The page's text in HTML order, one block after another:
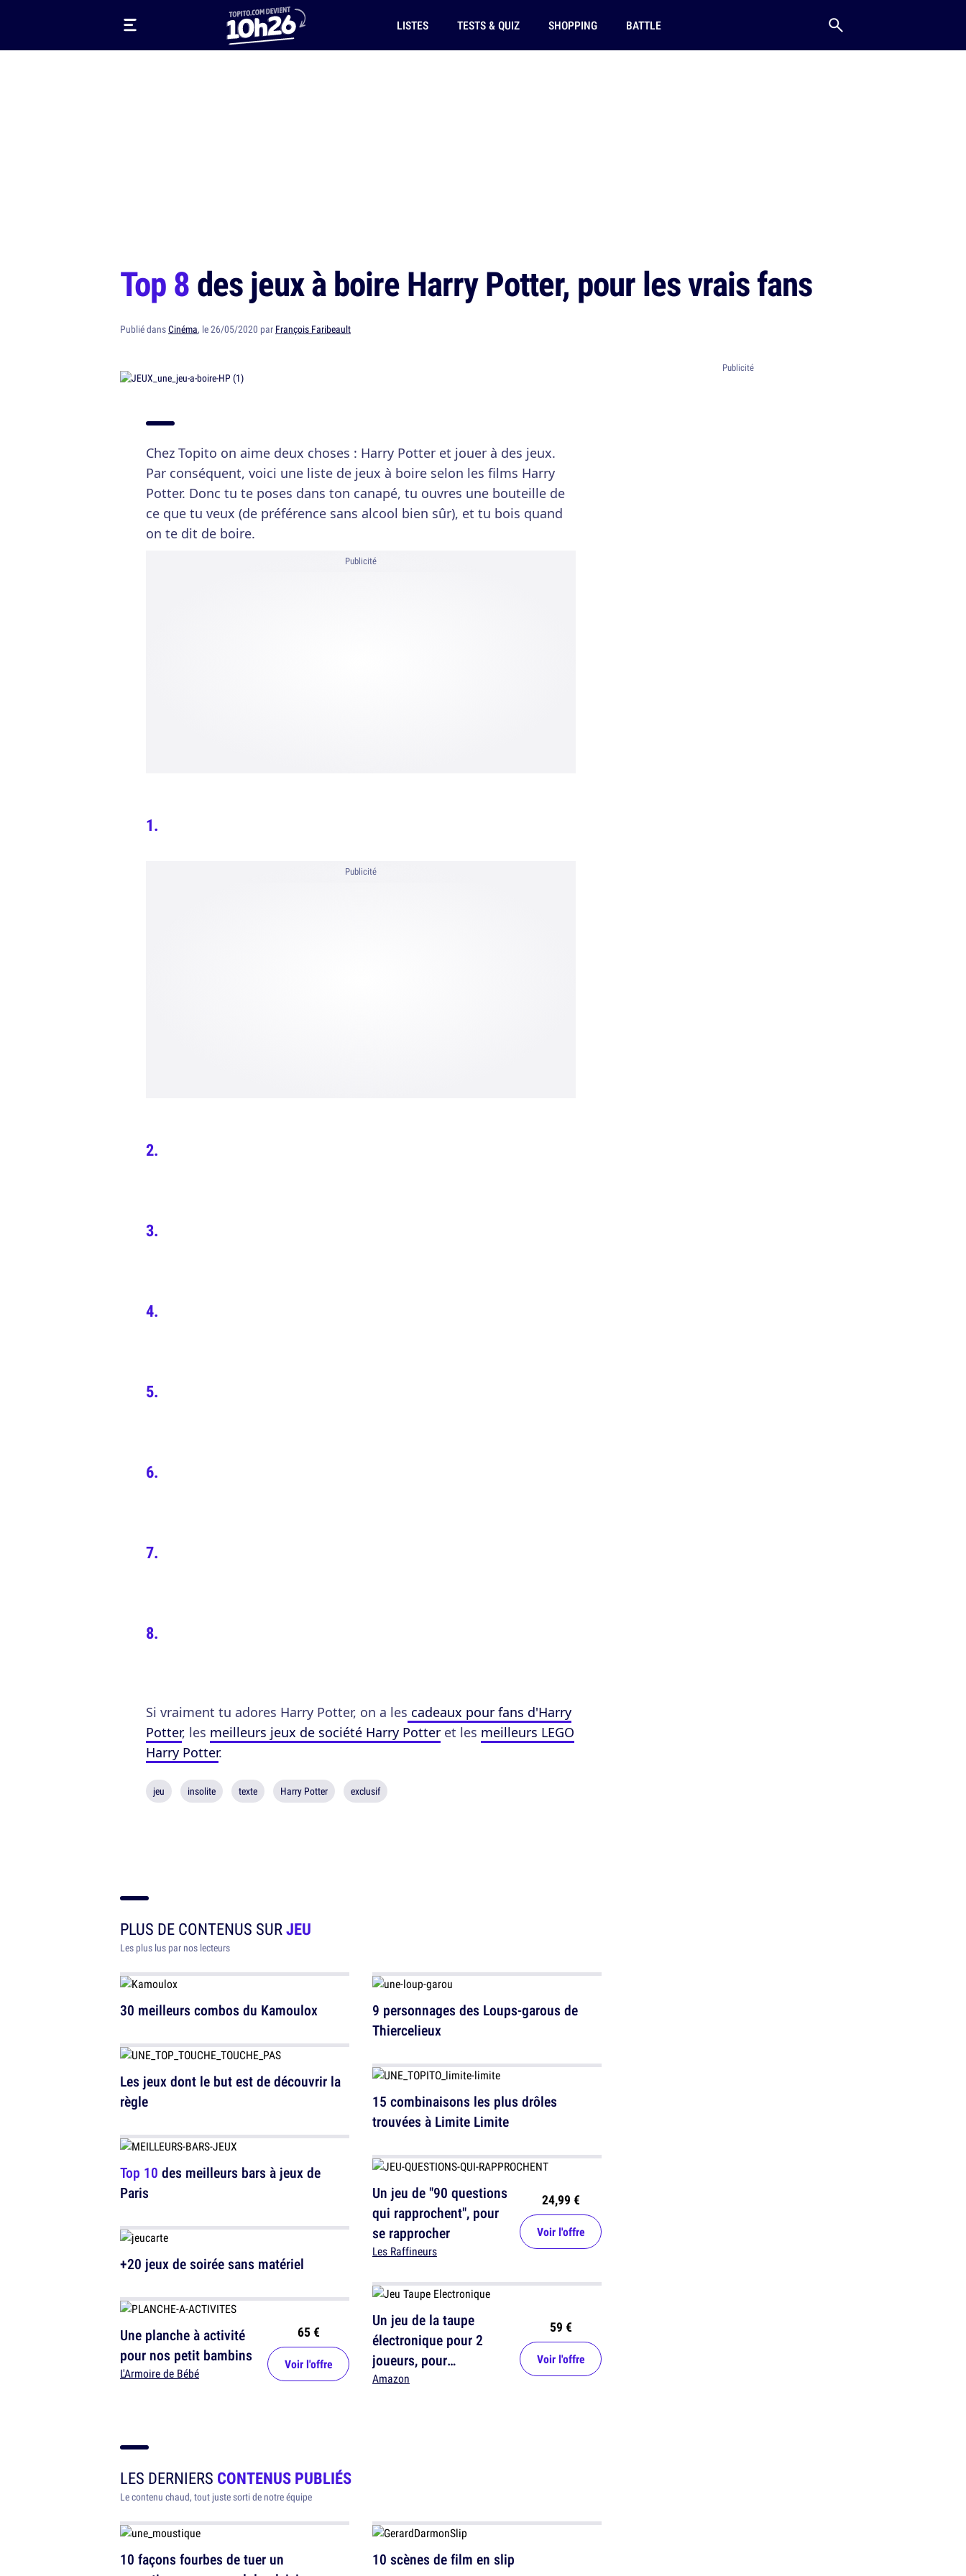
LISTES TESTS & QUIZ SHOPPING BATTLE
Top 8des jeux à boire Harry Potter, pour les vrais fans
Publié dansCinéma, le 26/05/2020 par François Faribeault
Chez Topito on aime deux choses : Harry Potter et jouer à des jeux.
Par conséquent, voici une liste de jeux à boire selon les films Harry
Potter. Donc tu te poses dans ton canapé, tu ouvres une bouteille de
ce que tu veux (de préférence sans alcool bien sûr), et tu bois quand
on te dit de boire.
Publicité
Publicité
Si vraiment tu adores Harry Potter, on a les cadeaux pour fans d'Harry
Potter, les meilleurs jeux de société Harry Potter et les meilleurs LEGO
Harry Potter.
jeu insolite texte Harry Potter exclusif
PLUS DE CONTENUS SURJEU
Les plus lus par nos lecteurs
30 meilleurs combos du Kamoulox
Les jeux dont le but est de découvrir la
règle
Top 10 des meilleurs bars à jeux de
Paris
+20 jeux de soirée sans matériel
Une planche à activité
pour nos petit bambins
L'Armoire de Bébé
65 €
Voir l'offre
9 personnages des Loups-garous de
Thiercelieux
15 combinaisons les plus drôles
trouvées à Limite Limite
Un jeu de "90 questions
qui rapprochent", pour
se rapprocher
Les Raffineurs
24,99 €
Voir l'offre
Un jeu de la taupe
électronique pour 2
joueurs, pour
transformer son salon
Amazon
59 €
Voir l'offre
LES DERNIERS CONTENUS PUBLIÉS
Le contenu chaud, tout juste sorti de notre équipe
10 façons fourbes de tuer un
10 scènes de film en slip